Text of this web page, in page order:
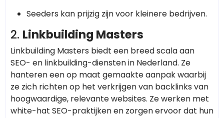
Seeders kan prijzig zijn voor kleinere bedrijven.
2. Linkbuilding Masters
Linkbuilding Masters biedt een breed scala aan
SEO- en linkbuilding-diensten in Nederland. Ze
hanteren een op maat gemaakte aanpak waarbij
ze zich richten op het verkrijgen van backlinks van
hoogwaardige, relevante websites. Ze werken met
white-hat SEO-praktijken en zorgen ervoor dat hun